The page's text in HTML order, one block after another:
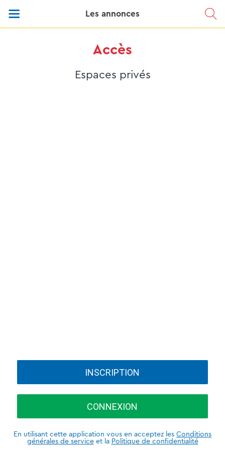
Les annonces
Accès
Espaces privés
INSCRIPTION
CONNEXION
En utilisant cette application vous en acceptez les Conditions
générales de serviceet la Politique de confidentialité